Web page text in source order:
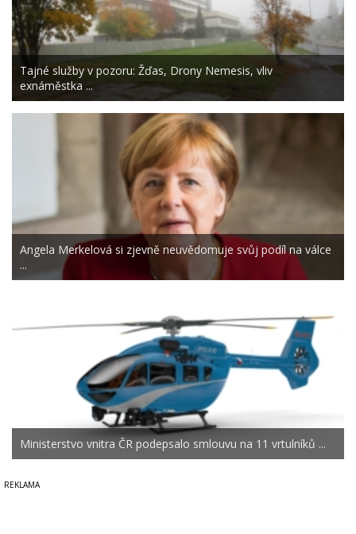
Tajné služby v pozoru: Žďas, Drony Nemesis, vliv
exnáměstka ...
Angela Merkelová si zjevně neuvědomuje svůj podíl na válce
...
Ministerstvo vnitra ČR podepsalo smlouvu na 11 vrtulníků ...